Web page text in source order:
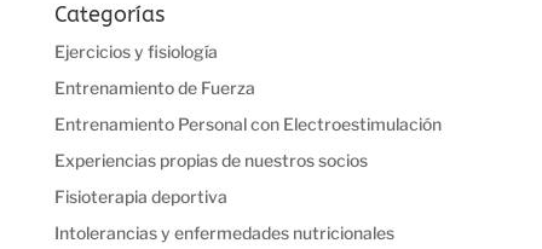
Categorías
Ejercicios y fisiología
Entrenamiento de Fuerza
Entrenamiento Personal con Electroestimulación
Experiencias propias de nuestros socios
Fisioterapia deportiva
Intolerancias y enfermedades nutricionales